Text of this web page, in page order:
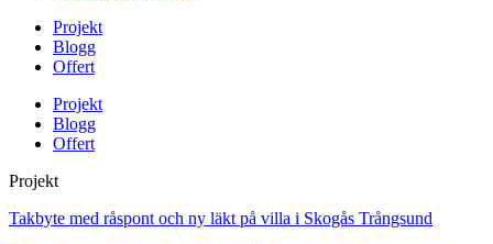
Projekt
Blogg
Offert
Projekt
Blogg
Offert
Projekt
Takbyte med råspont och ny läkt på villa i Skogås Trångsund